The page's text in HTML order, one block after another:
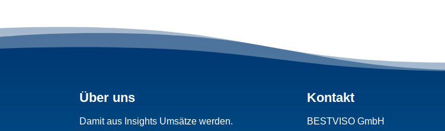
Über uns
Damit aus Insights Umsätze werden.
Kontakt
BESTVISO GmbH